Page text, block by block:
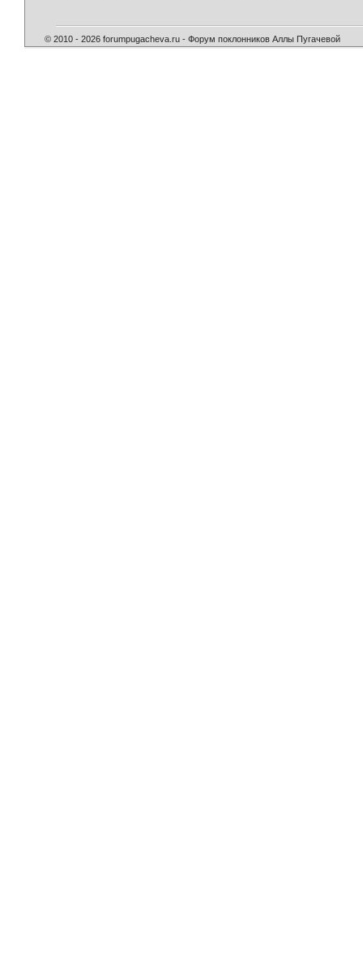
© 2010 - 2026 forumpugacheva.ru - Форум поклонников Аллы Пугачевой